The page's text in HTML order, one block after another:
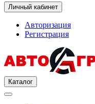
Личный кабинет
Авторизация
Регистрация
Каталог